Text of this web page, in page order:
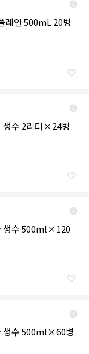
레인 500mL 20병
생수 2리터×24병
생수 500ml×120
생수 500ml×60병